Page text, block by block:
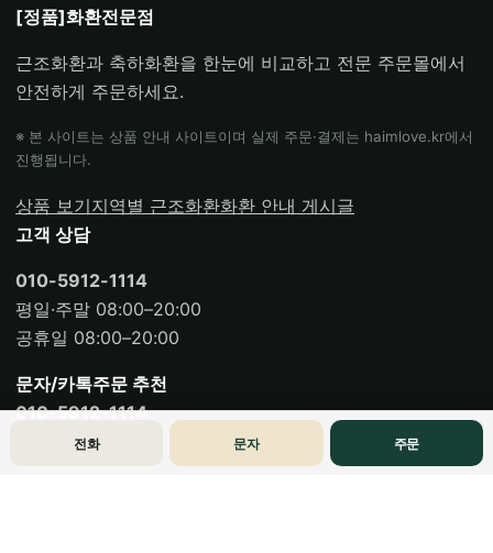
[정품]화환전문점
근조화환과 축하화환을 한눈에 비교하고 전문 주문몰에서
안전하게 주문하세요.
※ 본 사이트는 상품 안내 사이트이며 실제 주문·결제는 haimlove.kr에서
진행됩니다.
상품 보기지역별 근조화환화환 안내 게시글
고객 상담
010-5912-1114
평일·주말 08:00–20:00
공휴일 08:00–20:00
문자/카톡주문 추천
010-5912-1114
전화 문자 주문